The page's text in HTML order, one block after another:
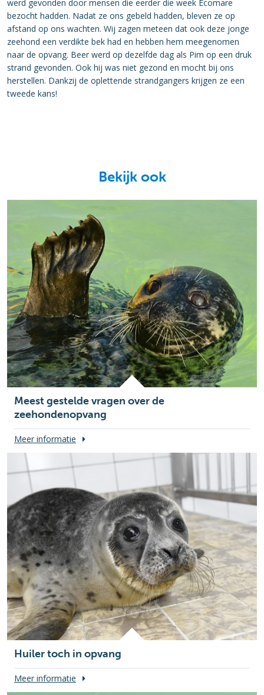
werd gevonden door mensen die eerder die week Ecomare
bezocht hadden. Nadat ze ons gebeld hadden, bleven ze op
afstand op ons wachten. Wij zagen meteen dat ook deze jonge
zeehond een verdikte bek had en hebben hem meegenomen
naar de opvang. Beer werd op dezelfde dag als Pim op een druk
strand gevonden. Ook hij was niet gezond en mocht bij ons
herstellen. Dankzij de oplettende strandgangers krijgen ze een
tweede kans!
Bekijk ook
Meest gestelde vragen over de
zeehondenopvang
Meer informatie
Huiler toch in opvang
Meer informatie